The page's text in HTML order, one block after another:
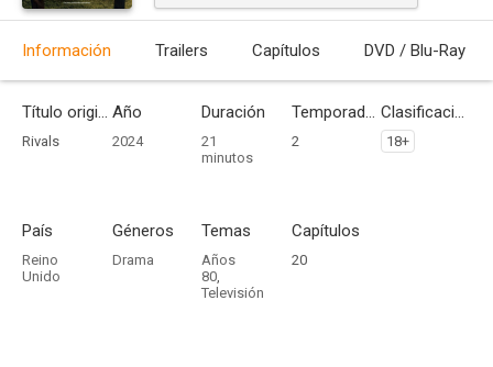
Información Trailers Capítulos DVD / Blu-Ray
Título original
Rivals
Año
2024
Duración
21
minutos
Temporadas
2
Clasificación por edades
18+
País
Reino
Unido
Géneros
Drama
Temas
Años
80,
Televisión
Capítulos
20